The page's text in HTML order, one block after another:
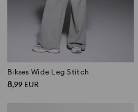
Bikses Wide Leg Stitch
8,99 EUR